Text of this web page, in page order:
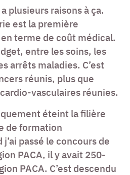
plusieurs raisons à ça.
est la première
terme de coût médical.
entre les soins, les
arrêts maladies. C’est
réunis, plus que
vasculaires réunies.
éteint la filière
de formation
passé le concours de
PACA, il y avait 250-
PACA. C’est descendu